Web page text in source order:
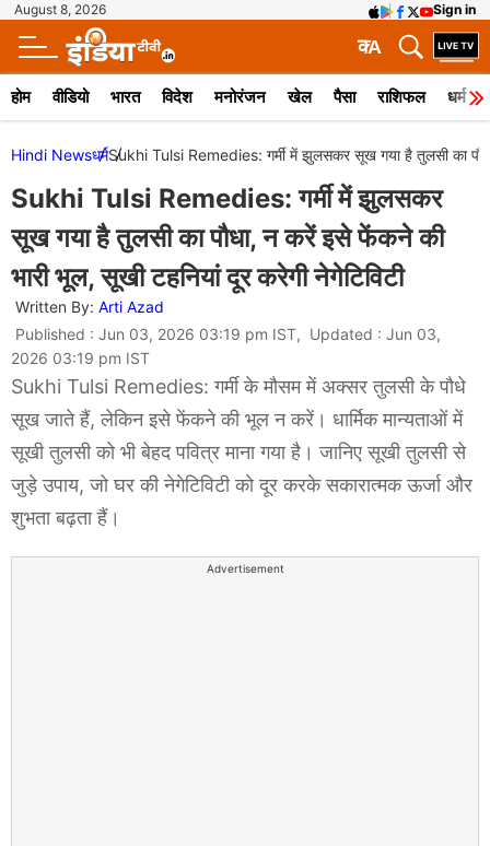
August 8, 2026 Sign in
A
क
होम वीडियो भारत विदेश मनोरंजन खेल पैसा राशिफल धर्म
Hindi Newsधर्मSukhi Tulsi Remedies: गर्मी में झुलसकर सूख गया है तुलसी का
Sukhi Tulsi Remedies: गर्मी में झुलसकर
सूख गया है तुलसी का पौधा, न करें इसे फेंकने की
भारी भूल, सूखी टहनियां दूर करेगी नेगेटिविटी
Written By: Arti Azad
Published : Jun 03, 2026 03:19 pm IST, Updated : Jun 03,
2026 03:19 pm IST
Sukhi Tulsi Remedies: गर्मी के मौसम में अक्सर तुलसी के पौधे
सूख जाते हैं, लेकिन इसे फेंकने की भूल न करें। धार्मिक मान्यताओं में
सूखी तुलसी को भी बेहद पवित्र माना गया है। जानिए सूखी तुलसी से
जुड़े उपाय, जो घर की नेगेटिविटी को दूर करके सकारात्मक ऊर्जा और
शुभता बढ़ता हैं।
Advertisement